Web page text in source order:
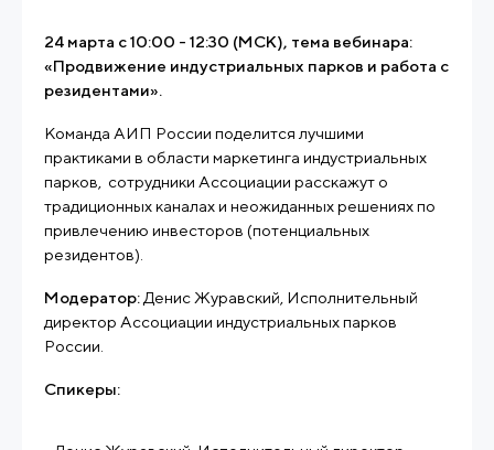
24 марта с 10:00 - 12:30 (МСК), тема вебинара:
«Продвижение индустриальных парков и работа с
резидентами».
Команда АИП России поделится лучшими
практиками в области маркетинга индустриальных
парков, сотрудники Ассоциации расскажут о
традиционных каналах и неожиданных решениях по
привлечению инвесторов (потенциальных
резидентов).
Модератор: Денис Журавский, Исполнительный
директор Ассоциации индустриальных парков
России.
Спикеры: